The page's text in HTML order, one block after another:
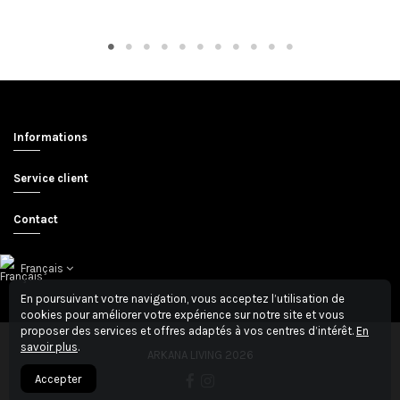
Informations
Service client
Contact
Français
ARKANA LIVING 2026
En poursuivant votre navigation, vous acceptez l’utilisation de
cookies pour améliorer votre expérience sur notre site et vous
proposer des services et offres adaptés à vos centres d’intérêt. En
savoir plus.
Accepter